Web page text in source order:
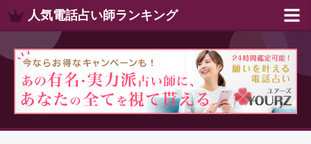
人気電話占い師ランキング